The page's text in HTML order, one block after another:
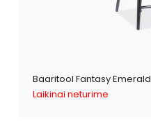
Baaritool Fantasy Emerald
Laikinai neturime